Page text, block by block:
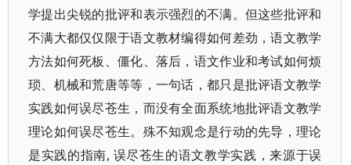
学提出尖锐的批评和表示强烈的不满。但这些批评和
不满大都仅仅限于语文教材编得如何差劲，语文教学
方法如何死板、僵化、落后，语文作业和考试如何烦
琐、机械和荒唐等等，一句话，都只是批评语文教学
实践如何误尽苍生，而没有全面系统地批评语文教学
理论如何误尽苍生。殊不知观念是行动的先导，理论
是实践的指南, 误尽苍生的语文教学实践，来源于误